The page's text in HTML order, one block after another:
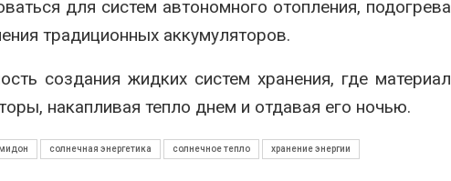
для систем автономного отопления, подогрева
традиционных аккумуляторов.
создания жидких систем хранения, где материал
накапливая тепло днем и отдавая его ночью.
солнечная энергетика солнечное тепло хранение энергии